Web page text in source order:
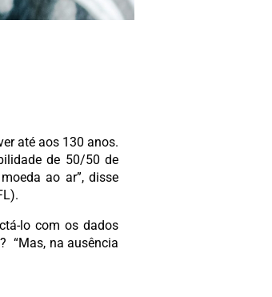
até aos 130 anos.
de 50/50 de
ao ar”, disse
lo com os dados
“Mas, na ausência